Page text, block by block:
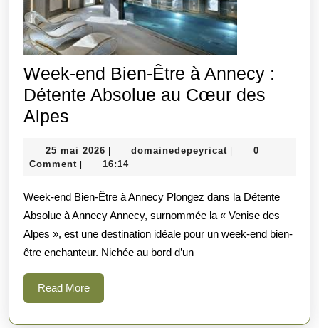
Week-end Bien-Être à Annecy :
Détente Absolue au Cœur des
Alpes
Bien-
à
Annecy
:
Absolue
au
25 mai 2026 25
mai
domainedepeyricat
0
Comment
16:14
Week-end Bien-Être à Annecy Plongez dans la Détente
Absolue à Annecy Annecy, surnommée la « Venise des
Alpes », est une destination idéale pour un week-end bien-
être enchanteur. Nichée au bord d’un
Read MoreRead
More